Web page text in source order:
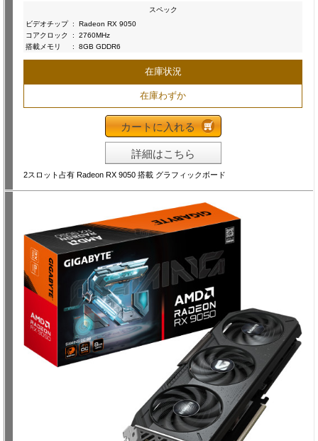
スペック
ビデオチップ :
Radeon RX 9050
コアクロック
:
2760MHz
搭載メモリ
: 8GB GDDR6
在庫状況
在庫わずか
カートに入れる
詳細はこちら
2スロット占有 Radeon RX 9050 搭載 グラフィックボード